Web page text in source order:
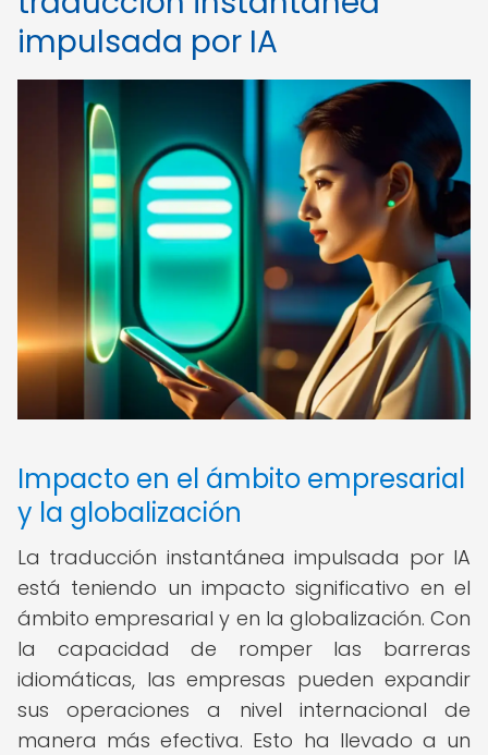
impulsada por IA
Impacto en el ámbito empresarial
y la globalización
La traducción instantánea impulsada por IA
está teniendo un impacto significativo en el
ámbito empresarial y en la globalización. Con
la capacidad de romper las barreras
idiomáticas, las empresas pueden expandir
sus operaciones a nivel internacional de
manera más efectiva. Esto ha llevado a un